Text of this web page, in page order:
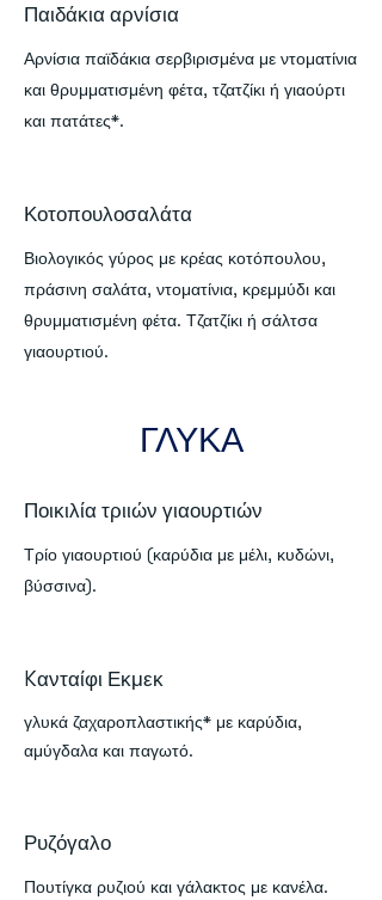
Παιδάκια αρνίσια
Αρνίσια παϊδάκια σερβιρισμένα με ντοματίνια
και θρυμματισμένη φέτα, τζατζίκι ή γιαούρτι
και πατάτες*.
Κοτοπουλοσαλάτα
Βιολογικός γύρος με κρέας κοτόπουλου,
πράσινη σαλάτα, ντοματίνια, κρεμμύδι και
θρυμματισμένη φέτα. Τζατζίκι ή σάλτσα
γιαουρτιού.
ΓΛΥΚΑ
Ποικιλία τριιών γιαουρτιών
Τρίο γιαουρτιού (καρύδια με μέλι, κυδώνι,
βύσσινα).
Kανταίφι Εκμεκ
γλυκά ζαχαροπλαστικής* με καρύδια,
αμύγδαλα και παγωτό.
Ρυζόγαλο
Πουτίγκα ρυζιού και γάλακτος με κανέλα.